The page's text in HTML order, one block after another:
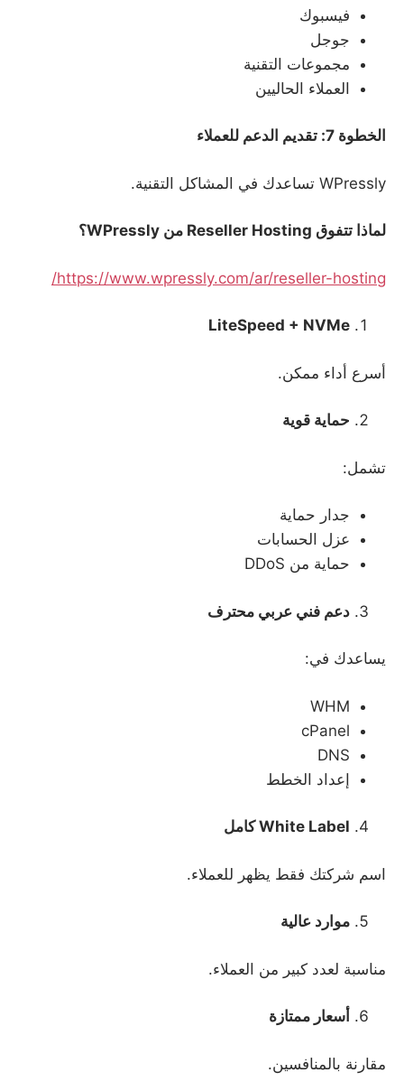
فيسبوك
جوجل
مجموعات التقنية
العملاء الحاليين
الخطوة 7: تقديم الدعم للعملاء
WPressly تساعدك في المشاكل التقنية.
لماذا تتفوق من ؟
https://www.wpressly.com/ar/reseller-hosting/
LiteSpeed + NVMe
أسرع أداء ممكن.
حماية قوية
تشمل:
جدار حماية
عزل الحسابات
حماية من DDoS
دعم فني عربي محترف
يساعدك في:
WHM
cPanel
DNS
إعداد الخطط
White Label كامل
اسم شركتك فقط يظهر للعملاء.
موارد عالية
مناسبة لعدد كبير من العملاء.
أسعار ممتازة
مقارنة بالمنافسين.